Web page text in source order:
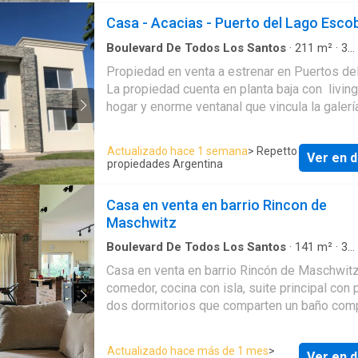
Casa - Acacias - Puerto del Lago
Boulevard De Todos Los Santos · 211 m² · 3
Propiedad en venta a estrenar en Puertos
La propiedad cuenta en planta baja con
hogar y enorme ventanal que vincula la
Muebles de cocina con frentes Egger
herrajes Haffele con cierra suave. Mesa de
diario vinculada a la isla igual a la mesada
Campana marca TST todo instalado. Toilette y
placard de recepción. Ambiente vinculado al
utilizable como family o escritorio.
servicio, cuenta con baño y placard también
interiores terminados. Importante galería
parrilla con isla y barra. Parrilla enlosada con
guillotina y puertas bajo parrilla y bajo isla.
revestida con venecitas y ducha exterior
Actualizado hace 1 semana> Repetto
propiedades Argentina
Ver en
Casa en venta en barrio Rincon de
Maschwitz
Boulevard De Todos Los Santos · 141 m² · 3
Cochera ·Electricidad·Cocina equipada·Jardín·
Internet·Gas natural·Seguridad
Casa en venta en barrio Rincón de
comedor, cocina con isla, suite principal con
dos dormitorios que comparten un baño
dormitorio mas espacio de guardado o
Actualizado hace más de 1 mes>